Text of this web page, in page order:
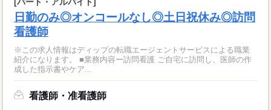
日勤のみ◎オンコールなし◎土日祝休み◎訪問
看護師
※この求人情報はディップの転職エージェントサービスによる職業
紹介になります。 ■業務内容ー訪問看護 ご自宅に訪問し、医師の作
成した指示書やケア...
看護師・准看護師